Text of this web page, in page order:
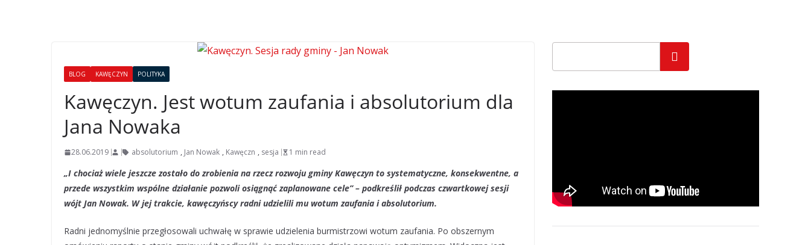
BLOG KAWĘCZYN POLITYKA
Kawęczyn. Jest wotum zaufania i absolutorium dla
Jana Nowaka
28.06.2019 absolutorium , Jan Nowak , Kawęczn , sesja 1 min read
„I chociaż wiele jeszcze zostało do zrobienia na rzecz rozwoju gminy Kawęczyn to systematyczne, konsekwentne, a
przede wszystkim wspólne działanie pozwoli osiągnąć zaplanowane cele” – podkreślił podczas czwartkowej sesji
wójt Jan Nowak. W jej trakcie, kawęczyńscy radni udzielili mu wotum zaufania i absolutorium.
Radni jednomyślnie przegłosowali uchwałę w sprawie udzielenia burmistrzowi wotum zaufania. Po obszernym
Szukaj